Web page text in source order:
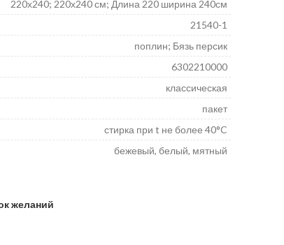
220х240; 220х240 см; Длина 220 ширина 240см
21540-1
поплин; Бязь персик
6302210000
классическая
пакет
стирка при t не более 40°C
бежевый, белый, мятный
желаний